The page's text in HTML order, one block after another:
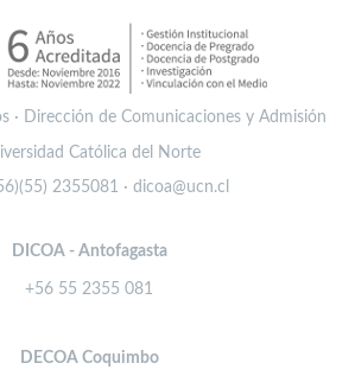
· Dirección de Comunicaciones y Admisión
Católica del Norte
2355081 · dicoa@ucn.cl
DICOA - Antofagasta
+56 55 2355 081
DECOA Coquimbo